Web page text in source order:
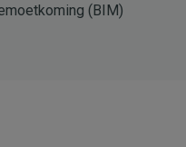
(BIM)